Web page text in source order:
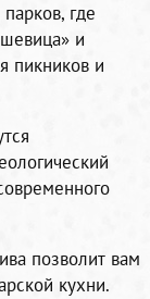
где
и
пикников и
позволит вам
кухни.